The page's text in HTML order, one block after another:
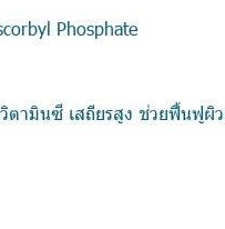
Phosphate
ตามินซี เสถียรสูง ช่วยฟื้นฟูผิ